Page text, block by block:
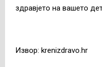
здравјето на вашето
Извор: krenizdravo.hr